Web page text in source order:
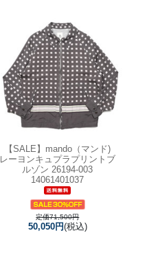
【SALE】 mando（マンド)
レーヨンキュプラプリントブ
ルゾン 26194-003
14061401037
定価71,500円
50,050円(税込)